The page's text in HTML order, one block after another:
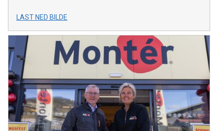
LAST NED BILDE